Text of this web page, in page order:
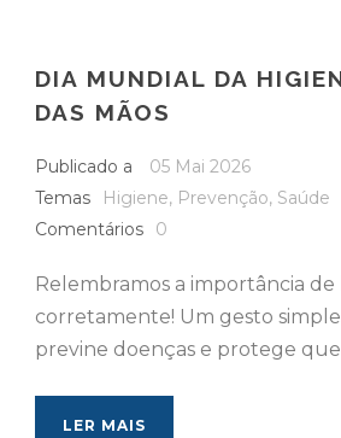
DIA MUNDIAL DA
DAS MÃOS
Publicado a
05 Mai 2026
Temas
Higiene, Prevenção, Saúde
Comentários
0
Relembramos a importância de
corretamente! Um gesto
previne doenças e protege
LER MAIS